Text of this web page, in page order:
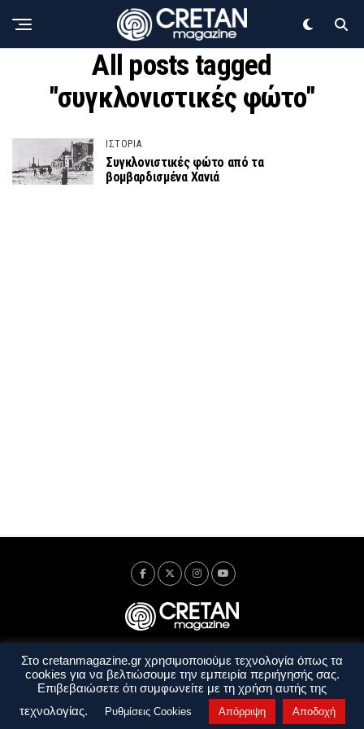
All posts tagged
"συγκλονιστικές φώτο"
ΙΣΤΟΡΙΑ
Συγκλονιστικές φώτο από τα
βομβαρδισμένα Χανιά
Ταυτότητα Πολιτική Απορρήτου
Όροι Χρήσης
Όροι και Προϋποθέσεις
Στο cretanmagazine.gr χρησιμοποιούμε τεχνολογία όπως τα
cookies για να βελτιώσουμε την εμπειρία περιήγησής σας.
Επιβεβαιώσετε ότι συμφωνείτε με τη χρήση αυτής της
τεχνολογίας.
Ρυθμίσεις Cookies Απόρριψη Αποδοχή